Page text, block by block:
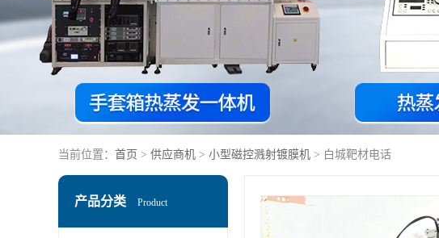
当前位置： 首页 > 供应商机 > 小型磁控溅射镀膜机 > 白城靶材电话
产品分类 Product